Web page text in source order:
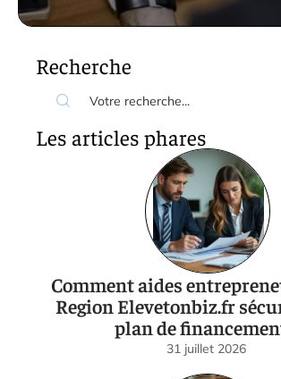
Recherche
Les articles phares
Comment aides
Region Elevetonbiz.fr
plan de
31 juillet 2026